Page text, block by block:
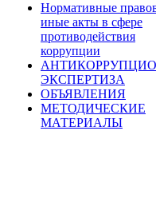
Нормативные
иные акты в сфере
противодействия
коррупции
ЭКСПЕРТИЗА
ОБЪЯВЛЕНИЯ
МЕТОДИЧЕСКИЕ
МАТЕРИАЛЫ